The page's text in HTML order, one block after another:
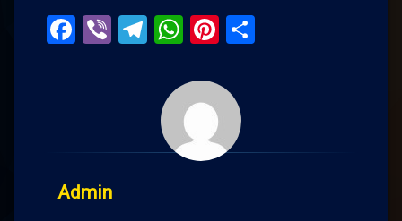
Facebook
ViberTelegram
WhatsApp
Pinterest
Admin